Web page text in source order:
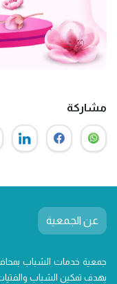
مشاركة
عن الجمعية
جمعية خدمات الشباب
بهدف تمكين الشباب